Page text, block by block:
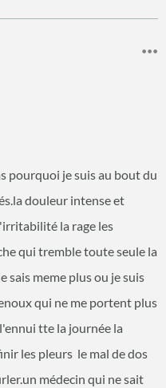
pourquoi je suis au bout du
douleur intense et
la rage les
qui tremble toute seule la
sais meme plus ou je suis
qui ne me portent plus
tte la journée la
les pleurs le mal de dos
médecin qui ne sait